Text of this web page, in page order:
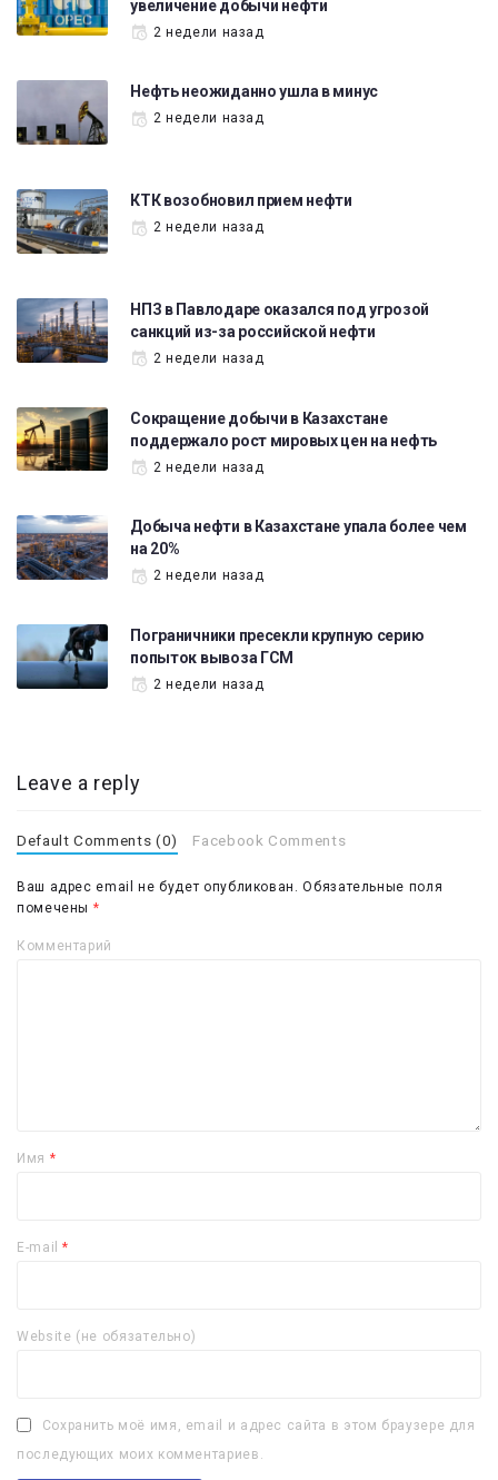
увеличение добычи нефти
2 недели назад
Нефть неожиданно ушла в минус
2 недели назад
КТК возобновил прием нефти
2 недели назад
НПЗ в Павлодаре оказался под угрозой
санкций из-за российской нефти
2 недели назад
Сокращение добычи в Казахстане
поддержало рост мировых цен на нефть
2 недели назад
Добыча нефти в Казахстане упала более чем
на 20%
2 недели назад
Пограничники пресекли крупную серию
попыток вывоза ГСМ
2 недели назад
Leave a reply
Default Comments (0) Facebook Comments
Ваш адрес email не будет опубликован.
Обязательные поля
помечены *
Комментарий
Имя *
E-mail*
Website (не обязательно)
Сохранить моё имя, email и адрес сайта в этом браузере для
последующих моих комментариев.